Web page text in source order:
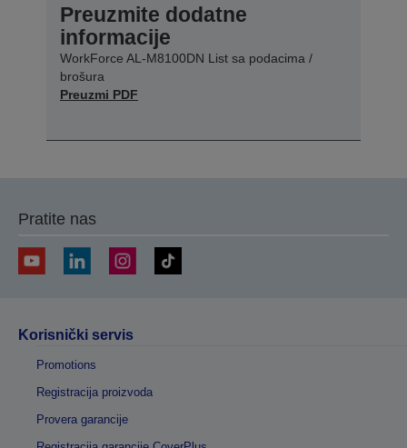
Preuzmite dodatne
informacije
WorkForce AL-M8100DN List sa podacima /
brošura
Preuzmi PDF
Pratite nas
Korisnički servis
Promotions
Registracija proizvoda
Provera garancije